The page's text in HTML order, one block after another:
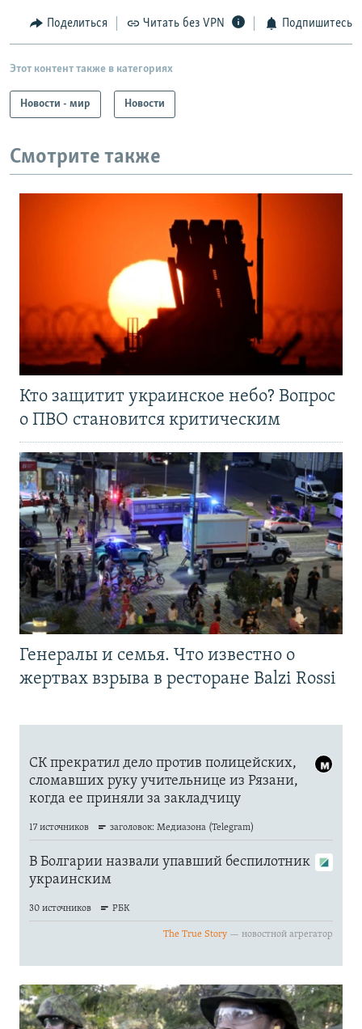
Поделиться Читать без VPN Подпишитесь
Этот контент также в категориях
Новости - мир Новости
Смотрите также
Кто защитит украинское небо? Вопрос
о ПВО становится критическим
Генералы и семья. Что известно о
жертвах взрыва в ресторане Balzi Rossi